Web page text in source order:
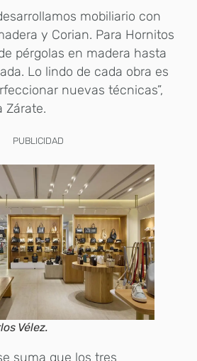
mobiliario con
y Corian. Para Hornitos
pérgolas en madera hasta
Lo lindo de cada obra es
nuevas técnicas”,
Zárate.
PUBLICIDAD
Vélez.
suma que los tres